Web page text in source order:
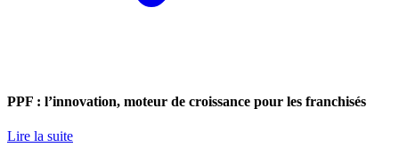
PPF : l’innovation, moteur de croissance pour les franchisés
Lire la suite